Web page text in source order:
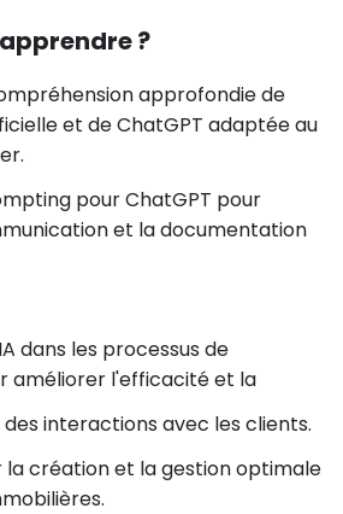
immobilières. Ce cadre
de l’IA sont illustrées
aux participants exactement
être utilisées pour travailler
accélérer leurs processus
aux participants de mettre
acquises dans des
directement liés à leur travail
comme la
immobilières, la gestion des
la planification des
?
approfondie de
et de ChatGPT adaptée au
pour ChatGPT pour
et la documentation
dans les processus de
améliorer l'efficacité et la
interactions avec les clients.
la création et la gestion optimale